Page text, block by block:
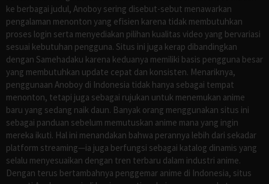
ke berbagai judul, Anoboy sering disebut-sebut menawarkan
pengalaman menonton yang efisien karena tidak membutuhkan
proses login serta menyediakan pilihan kualitas video yang bervariasi
sesuai kebutuhan pengguna. Situs ini juga kerap dibandingkan
dengan Samehadaku karena keduanya memiliki basis pengguna besar
yang membutuhkan update cepat dan konsisten. Menariknya,
penggunaan Anoboy di Indonesia tidak hanya sebagai tempat
menonton, tetapi juga sebagai rujukan untuk menemukan anime
baru yang sedang naik daun. Banyak orang menggunakan situs ini
sebagai panduan sebelum memutuskan anime mana yang ingin
mereka ikuti. Hal ini menandakan bahwa perannya lebih dari sekadar
platform streaming—ia juga berfungsi sebagai katalog dinamis yang
selalu menyesuaikan dengan tren terbaru dalam industri anime.
Dengan terus bertambahnya penggemar anime di Indonesia, situs